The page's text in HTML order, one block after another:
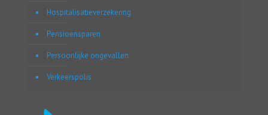
Hospitalisatieverzekering
Pensioensparen
Persoonlijke ongevallen
Verkeerspolis